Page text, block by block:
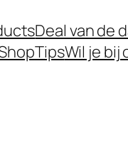
Deal van de
TipsWil je bij